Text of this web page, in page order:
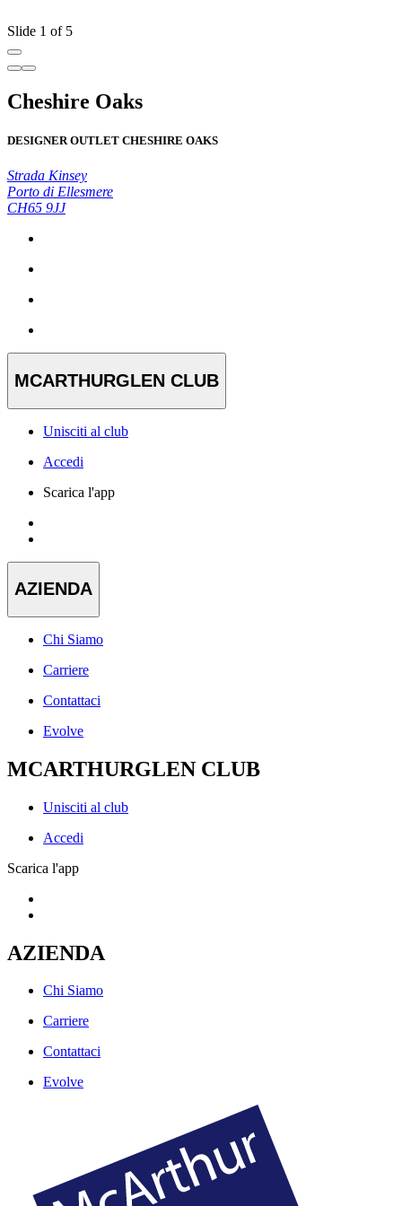
Slide 1 of 5
Cheshire Oaks
DESIGNER OUTLET CHESHIRE OAKS
Strada Kinsey
Porto di Ellesmere
CH65 9JJ
MCARTHURGLEN CLUB
Unisciti al club
Accedi
Scarica l'app
AZIENDA
Chi Siamo
Carriere
Contattaci
Evolve
MCARTHURGLEN CLUB
Unisciti al club
Accedi
Scarica l'app
AZIENDA
Chi Siamo
Carriere
Contattaci
Evolve